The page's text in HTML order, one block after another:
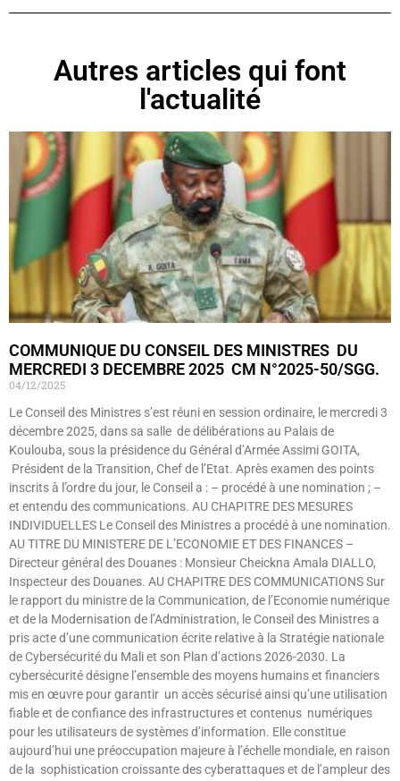
Autres articles qui font
l'actualité
COMMUNIQUE DU CONSEIL DES MINISTRES DU
MERCREDI 3 DECEMBRE 2025 CM N°2025-50/SGG.
04/12/2025
Le Conseil des Ministres s’est réuni en session ordinaire, le mercredi 3
décembre 2025, dans sa salle de délibérations au Palais de
Koulouba, sous la présidence du Général d’Armée Assimi GOITA,
Président de la Transition, Chef de l’Etat. Après examen des points
inscrits à l’ordre du jour, le Conseil a : – procédé à une nomination ; –
et entendu des communications. AU CHAPITRE DES MESURES
INDIVIDUELLES Le Conseil des Ministres a procédé à une nomination.
AU TITRE DU MINISTERE DE L’ECONOMIE ET DES FINANCES –
Directeur général des Douanes : Monsieur Cheickna Amala DIALLO,
Inspecteur des Douanes. AU CHAPITRE DES COMMUNICATIONS Sur
le rapport du ministre de la Communication, de l’Economie numérique
et de la Modernisation de l’Administration, le Conseil des Ministres a
pris acte d’une communication écrite relative à la Stratégie nationale
de Cybersécurité du Mali et son Plan d’actions 2026-2030. La
cybersécurité désigne l’ensemble des moyens humains et financiers
mis en œuvre pour garantir un accès sécurisé ainsi qu’une utilisation
fiable et de confiance des infrastructures et contenus numériques
pour les utilisateurs de systèmes d’information. Elle constitue
aujourd’hui une préoccupation majeure à l’échelle mondiale, en raison
de la sophistication croissante des cyberattaques et de l’ampleur des